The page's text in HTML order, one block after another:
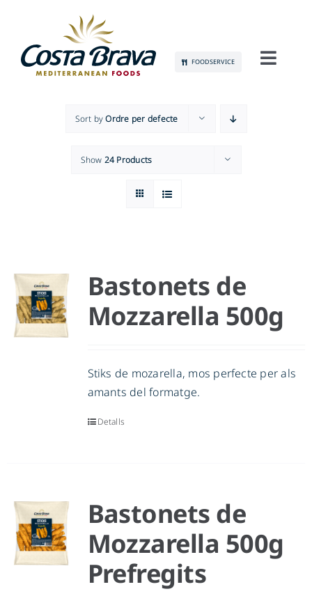
content
FOODSERVICE
CONTACTE
Sort byOrdre per defecte
Show 24 Products
Bastonets de
Mozzarella 500g
Stiks de mozarella, mos perfecte per als
amants del formatge.
Detalls
Bastonets de
Mozzarella 500g
Prefregits